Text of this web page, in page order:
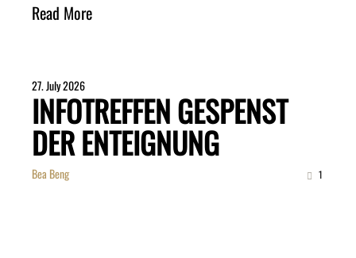
Read More
27. July 2026
INFOTREFFEN GESPENST
DER ENTEIGNUNG
Bea Beng 1